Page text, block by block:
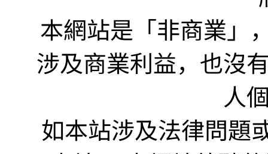
本網站是「非商業
涉及商業利益，也沒
人
如本站涉及法律問題